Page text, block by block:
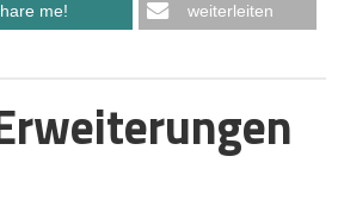
me! weiterleiten